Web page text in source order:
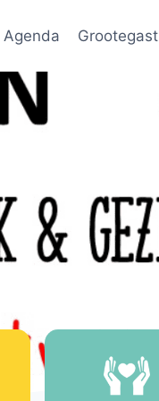
Agenda Grootegast